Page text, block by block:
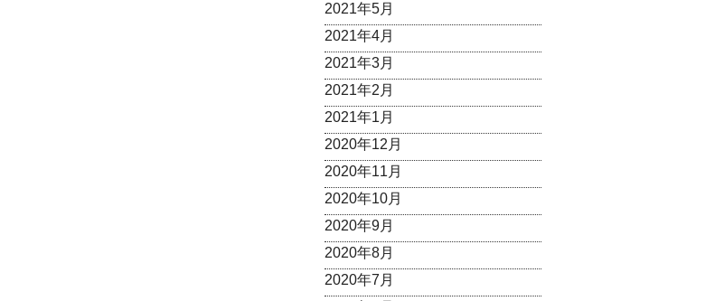
2021年5月
2021年4月
2021年3月
2021年2月
2021年1月
2020年12月
2020年11月
2020年10月
2020年9月
2020年8月
2020年7月